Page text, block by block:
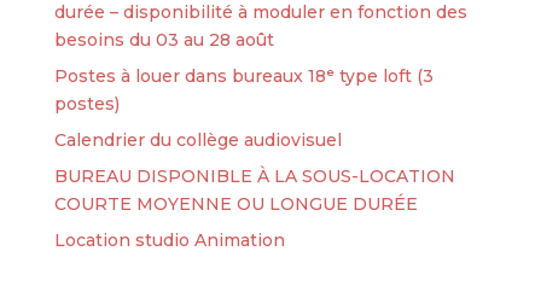
durée – disponibilité à moduler en fonction des
besoins du 03 au 28 août
Postes à louer dans bureaux 18ᵉ type loft (3
postes)
Calendrier du collège audiovisuel
BUREAU DISPONIBLE À LA SOUS-LOCATION
COURTE MOYENNE OU LONGUE DURÉE
Location studio Animation